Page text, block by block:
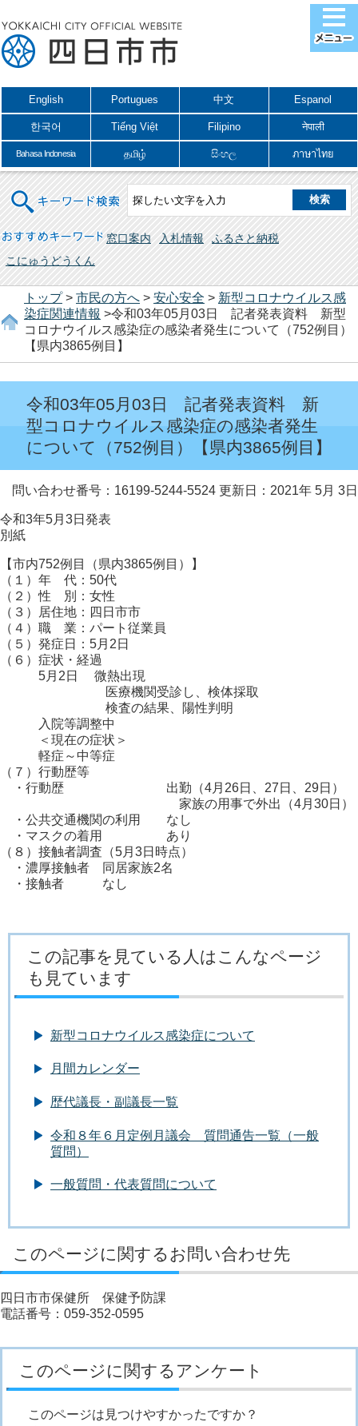
English Portugues 中文 Espanol
한국어 Tiếng Việt Filipino नेपाली
Bahasa Indonesia தமிழ் සිංහල ภาษาไทย
キーワード検索
おすすめキーワード 窓口案内 入札情報
ふるさと納税
こにゅうどうくん
トップ> 市民の方へ > 安心安全 > 新型コロナウイルス感
染症関連情報 >令和03年05月03日 記者発表資料 新型
コロナウイルス感染症の感染者発生について（752例目）
【県内3865例目】
令和03年05月03日 記者発表資料 新
型コロナウイルス感染症の感染者発生
について（752例目）【県内3865例目】
問い合わせ番号：16199-5244-5524 更新日：2021年 5月 3日
令和3年5月3日発表
別紙
【市内752例目（県内3865例目）】
（１）年 代：50代
（２）性 別：女性
（３）居住地：四日市市
（４）職 業：パート従業員
（５）発症日：5月2日
（６）症状・経過
5月2日 微熱出現
医療機関受診し、検体採取
検査の結果、陽性判明
入院等調整中
＜現在の症状＞
軽症～中等症
（７）行動歴等
・行動歴 出勤（4月26日、27日、29日）
家族の用事で外出（4月30日）
・公共交通機関の利用 なし
・マスクの着用 あり
（８）接触者調査（5月3日時点）
・濃厚接触者 同居家族2名
・接触者 なし
この記事を見ている人はこんなページ
も見ています
新型コロナウイルス感染症について
月間カレンダー
歴代議長・副議長一覧
令和８年６月定例月議会 質問通告一覧（一般
質問）
一般質問・代表質問について
このページに関するお問い合わせ先
四日市市保健所 保健予防課
電話番号：059-352-0595
このページに関するアンケート
このページは見つけやすかったですか？